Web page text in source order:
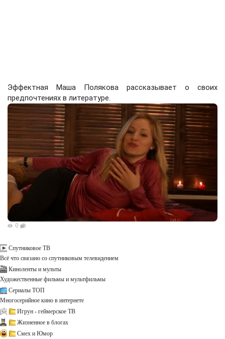
Эффектная Маша Полякова рассказывает о своих
предпочтениях в литературе.
0
Спутниковое ТВ
Всё что связано со спутниковым телевидением
Киноленты и мульты
Художественные фильмы и мультфильмы
Сериалы ТОП
Многосерийное кино в интернете
Игрун - геймерское ТВ
Жизненное в блогах
Смех и Юмор